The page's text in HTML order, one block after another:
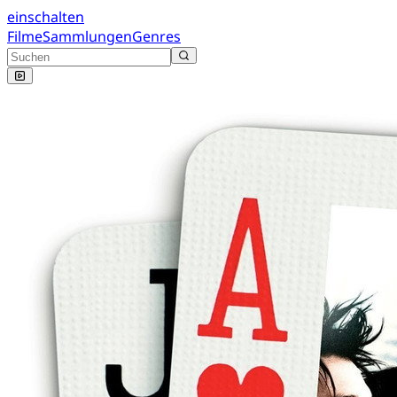
einschalten
FilmeSammlungenGenres